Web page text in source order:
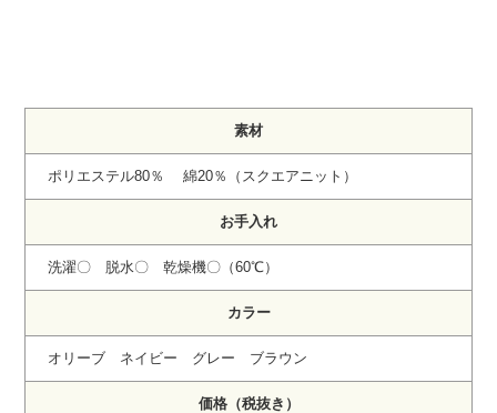
素材
ポリエステル80％ 綿20％（スクエアニット）
お手入れ
洗濯〇 脱水〇 乾燥機〇（60℃）
カラー
オリーブ ネイビー グレー ブラウン
価格（税抜き）